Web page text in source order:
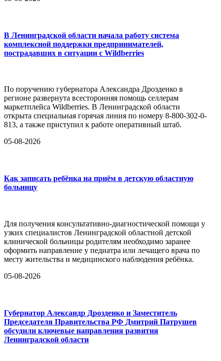
В Ленинградской области начала работу система
комплексной поддержки предпринимателей,
пострадавших в ситуации с Wildberries
По поручению губернатора Александра Дрозденко в
регионе развернута всесторонняя помощь селлерам
маркетплейса Wildberries. В Ленинградской области
открыта специальная горячая линия по номеру 8-800-302-0-
813, а также приступил к работе оперативный штаб.
05-08-2026
Как записать ребёнка на приём в детскую областную
больницу
Для получения консультативно-диагностической помощи у
узких специалистов Ленинградской областной детской
клинической больницы родителям необходимо заранее
оформить направление у педиатра или лечащего врача по
месту жительства и медицинского наблюдения ребёнка.
05-08-2026
Губернатор Александр Дрозденко и Заместитель
Председателя Правительства РФ Дмитрий Патрушев
обсудили ключевые направления развития
Ленинградской области